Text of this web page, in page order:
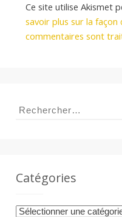
Ce site utilise Akismet
savoir plus sur la
commentaires sont
Rechercher :
Catégories
Catégories